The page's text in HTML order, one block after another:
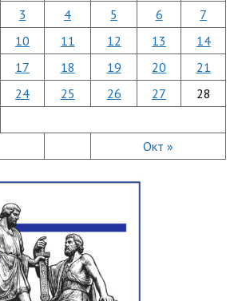
Окт »
3 4 5 6
7
10 11 12 13
14
17 18 19 20
21
24 25 26 27
28